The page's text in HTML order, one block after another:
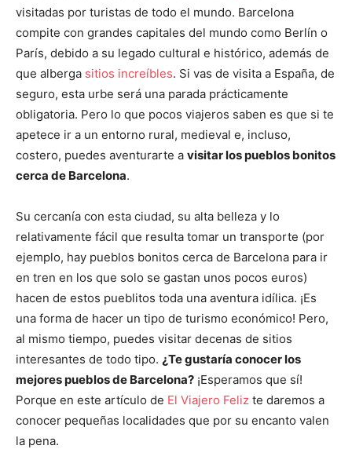
visitadas por turistas de todo el mundo. Barcelona
compite con grandes capitales del mundo como Berlín o
París, debido a su legado cultural e histórico, además de
que alberga sitios increíbles. Si vas de visita a España, de
seguro, esta urbe será una parada prácticamente
obligatoria. Pero lo que pocos viajeros saben es que si te
apetece ir a un entorno rural, medieval e, incluso,
costero, puedes aventurarte a visitar los pueblos bonitos
cerca de Barcelona.
Su cercanía con esta ciudad, su alta belleza y lo
relativamente fácil que resulta tomar un transporte (por
ejemplo, hay pueblos bonitos cerca de Barcelona para ir
en tren en los que solo se gastan unos pocos euros)
hacen de estos pueblitos toda una aventura idílica. ¡Es
una forma de hacer un tipo de turismo económico! Pero,
al mismo tiempo, puedes visitar decenas de sitios
interesantes de todo tipo. ¿Te gustaría conocer los
mejores pueblos de Barcelona? ¡Esperamos que sí!
Porque en este artículo de El Viajero Feliz te daremos a
conocer pequeñas localidades que por su encanto valen
la pena.